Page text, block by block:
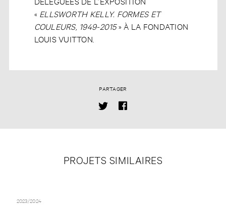
« ELLSWORTH KELLY. FORMES ET
COULEURS, 1949-2015» À LA FONDATION
LOUIS VUITTON.
PARTAGER
PROJETS SIMILAIRES
2023/2024